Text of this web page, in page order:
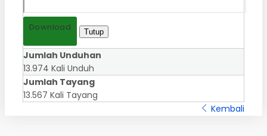
Download Tutup
Jumlah Unduhan
13.974 Kali Unduh
Jumlah Tayang
13.567 Kali Tayang
Kembali